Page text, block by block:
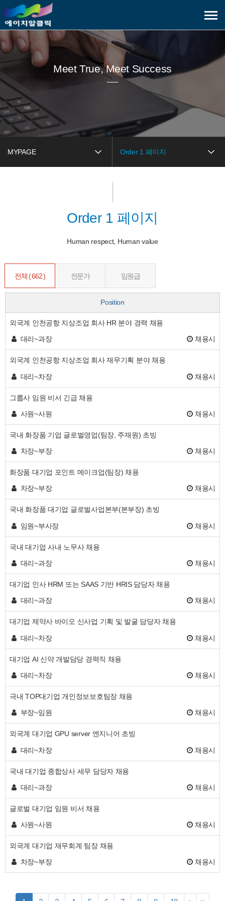
메
Meet True, Meet Success
MYPAGE Order 1 페이지
Order 1 페이지
Human respect, Human value
전체 ( 662 ) 전문가 임원급
Position
외국계 인천공항 지상조업 회사 HR 분야 경력 채용
대리~과장
채용시
외국계 인천공항 지상조업 회사 재무기획 분야 채용
대리~차장
채용시
그룹사 임원 비서 긴급 채용
사원~사원
채용시
국내 화장품 기업 글로벌영업(팀장, 주재원) 초빙
차장~부장
채용시
화장품 대기업 포인트 메이크업(팀장) 채용
차장~부장
채용시
국내 화장품 대기업 글로벌사업본부(본부장) 초빙
임원~부사장
채용시
국내 대기업 사내 노무사 채용
대리~과장
채용시
대기업 인사 HRM 또는 SAAS 기반 HRIS 담당자 채용
대리~과장
채용시
대기업 제약사 바이오 신사업 기획 및 발굴 담당자 채용
대리~차장
채용시
대기업 AI 신약 개발담당 경력직 채용
대리~차장
채용시
극내 TOP대기업 개인정보보호팀장 채용
부장~임원
채용시
외국계 대기업 GPU server 엔지니어 초빙
대리~차장
채용시
국내 대기업 종합상사 세무 담당자 채용
대리~과장
채용시
글로벌 대기업 임원 비서 채용
사원~사원
채용시
외국계 대기업 재무회계 팀장 채용
차장~부장
채용시